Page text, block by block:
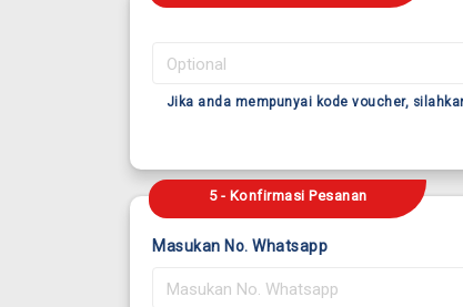
Jika anda mempunyai kode voucher,
5 - Konfirmasi Pesanan
Masukan No. Whatsapp